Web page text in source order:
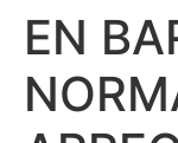
EN